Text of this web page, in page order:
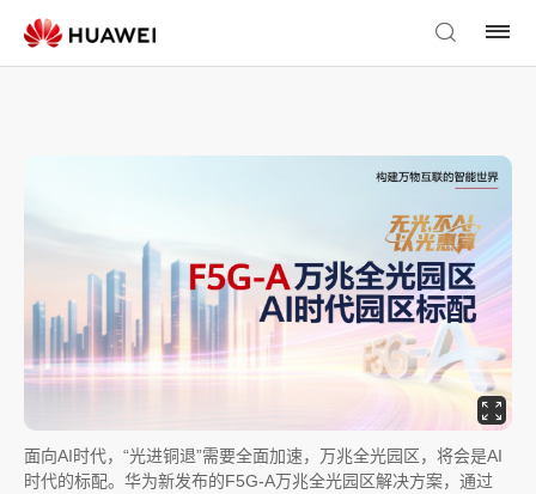
面向AI时代，“光进铜退”需要全面加速，万兆全光园区，将会是AI
时代的标配。华为新发布的F5G-A万兆全光园区解决方案，通过